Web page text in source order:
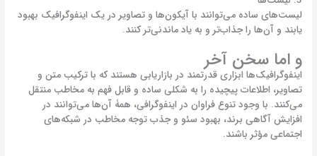
لیست‌های ساده می‌توانند با آیکون‌ها و تصاویر در یک اینفوگرافیک بهبود
یابند و آن‌ها را جذاب‌تر و به یاد ماندنی‌تر کنند.
و اما سخن آخر
اینفوگرافیک‌ها ابزاری قدرتمند در بازاریابی هستند که با ترکیب متن و
تصاویر، اطلاعات پیچیده را به شکلی ساده و قابل فهم به مخاطب منتقل
می‌کنند. با وجود تنوع فراوان در اینفوگرافی‌، همۀ آن‌ها می‌توانند در
افزایش آگاهی برند، بهبود سئو و جذب توجه مخاطب در شبکه‌های
اجتماعی مؤثر باشند.